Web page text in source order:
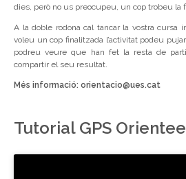
dies, però no us preocupeu, un cop trobeu la
A la doble rodona cal tancar la vostra cursa
voleu un cop finalitzada l’activitat podeu
podreu veure que han fet la resta de
compartir el seu resultat.
Més informació: orientacio@ues.cat
Tutorial GPS